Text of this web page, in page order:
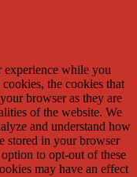
experience while you
the cookies that
browser as they are
of the website. We
and understand how
stored in your browser
to opt-out of these
may have an effect